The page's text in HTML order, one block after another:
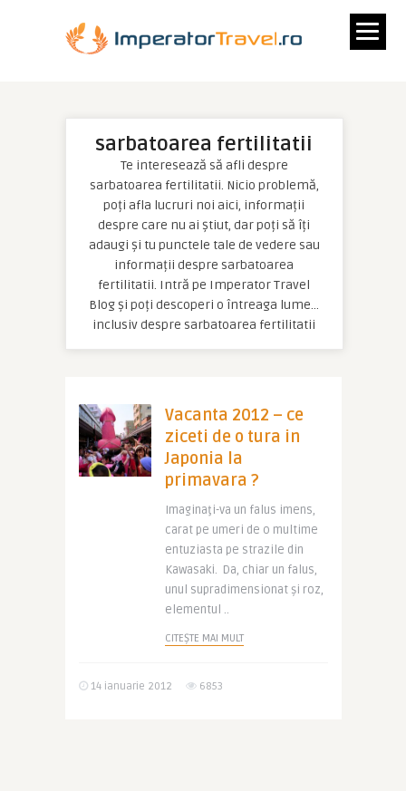
sarbatoarea fertilitatii
Te interesează să afli despre
sarbatoarea fertilitatii. Nicio problemă,
poți afla lucruri noi aici, informații
despre care nu ai știut, dar poți să îți
adaugi și tu punctele tale de vedere sau
informații despre sarbatoarea
fertilitatii. Intră pe Imperator Travel
Blog și poți descoperi o întreaga lume…
inclusiv despre sarbatoarea fertilitatii
Vacanta 2012 – ce
ziceti de o tura in
Japonia la
primavara ?
Imaginaţi-va un falus imens,
carat pe umeri de o multime
entuziasta pe strazile din
Kawasaki. Da, chiar un falus,
unul supradimensionat şi roz,
elementul ..
CITEȘTE MAI MULT
14 ianuarie 2012 6853